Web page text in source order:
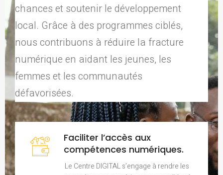
chances et soutenir le développement
local. Grâce à des programmes ciblés,
nous contribuons à réduire la fracture
numérique en aidant les jeunes, les
femmes et les communautés
défavorisées.
Faciliter l’accès aux
compétences numériques.
Le Centre DIGITAL s’engage à rendre les